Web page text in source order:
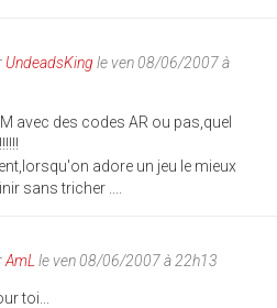
UndeadsKing le ven 08/06/2007 à
avec des codes AR ou pas,quel
adore un jeu le mieux
sans tricher ....
AmL le ven 08/06/2007 à 22h13
toi...